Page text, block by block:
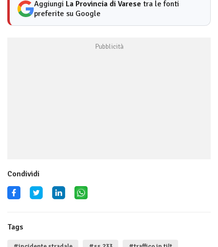
Aggiungi La Provincia di Varese tra le fonti
preferite su Google
Condividi
Tags